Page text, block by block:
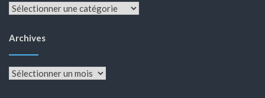
Catégories
Archives
Archives